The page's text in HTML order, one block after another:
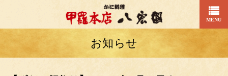
MENU
お知らせ